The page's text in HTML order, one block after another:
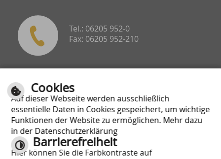
Tel.: 06205 952-0
Fax: 06205 952-210
Hockenheimer Straße 1-3
68799 Reilingen
E-Mail schreiben
Cookies
Auf dieser Webseite werden ausschließlich
essentielle Daten in Cookies gespeichert, um wichtige
Funktionen der Website zu ermöglichen. Mehr dazu
in der Datenschutzerklärung
Barrierefreiheit
Hier können Sie die Farbkontraste auf